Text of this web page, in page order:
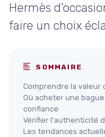
Hermès
faire un choix
SOMMAIRE
Comprendre la valeur
Où acheter une
confiance
Vérifier l'authenticité
Les tendances